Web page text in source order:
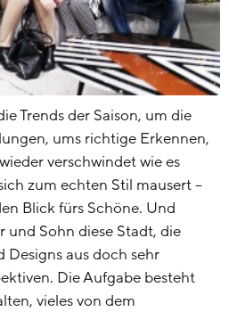
Trends der Saison, um die
ums richtige Erkennen,
verschwindet wie es
zum echten Stil mausert –
Blick fürs Schöne. Und
und Sohn diese Stadt, die
Designs aus doch sehr
Die Aufgabe besteht
vieles von dem